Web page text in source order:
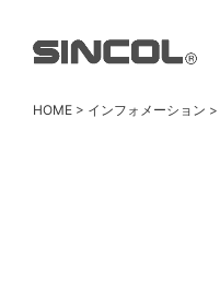
HOME > インフォメーション >